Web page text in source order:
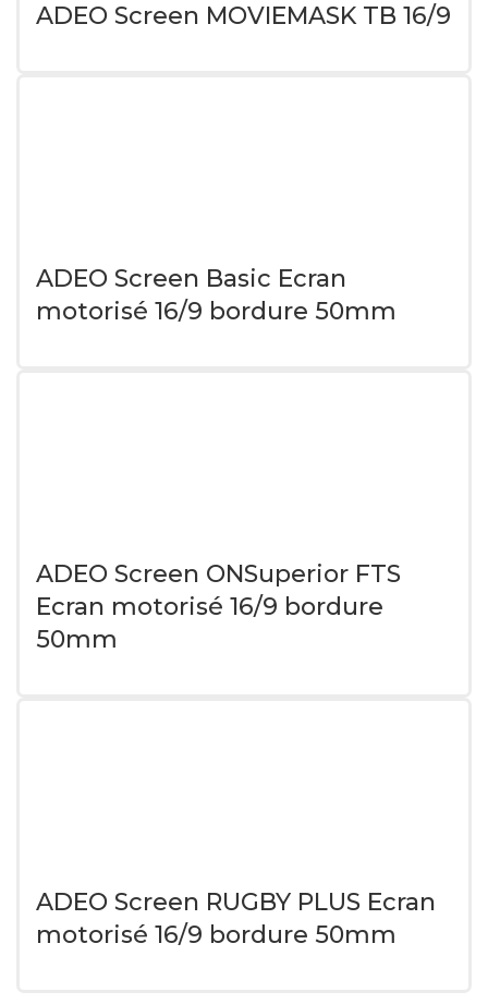
ADEO Screen MOVIEMASK TB 16/9
ADEO Screen Basic Ecran
motorisé 16/9 bordure 50mm
ADEO Screen ONSuperior FTS
Ecran motorisé 16/9 bordure
50mm
ADEO Screen RUGBY PLUS Ecran
motorisé 16/9 bordure 50mm